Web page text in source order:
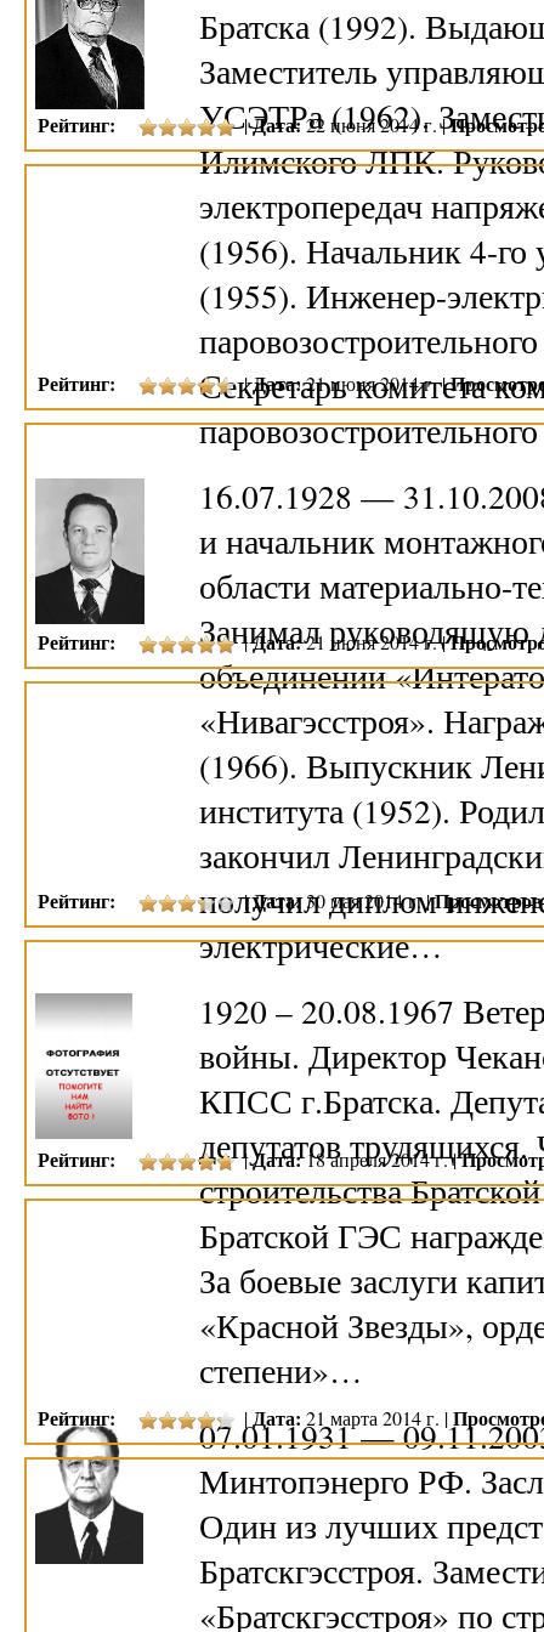
Братска (1992).
Заместитель
УСЭТРа (1962).
Илимского ЛПК.
электропередач
(1956). Начальник 4-го
(1955). Инженер-
Секретарь комитета
16.07.1928 —
и начальник
области материально-
Занимал руководящую
объединении
«Нивагэсстроя».
(1966). Выпускник
института (1952).
закончил
получил диплом
электрические…
1920 – 20.08.1967
войны. Директор
КПСС г.Братска.
депутатов
строительства
Братской ГЭС
За боевые заслуги
«Красной Звезды»,
степени»…
07.01.1931 —
Минтопэнерго РФ.
Один из лучших
Братскгэсстроя.
«Братскгэсстроя» по
Рейтинг: |Дата:22 июня 2014 г. |
Рейтинг: |Дата:21 июня 2014 г. |
Рейтинг: |Дата:21 июня 2014 г. |
Рейтинг: |Дата:30 мая 2014 г. |
Рейтинг: |Дата:18 апреля 2014 г. |
Рейтинг: |Дата: 21 марта 2014 г. |